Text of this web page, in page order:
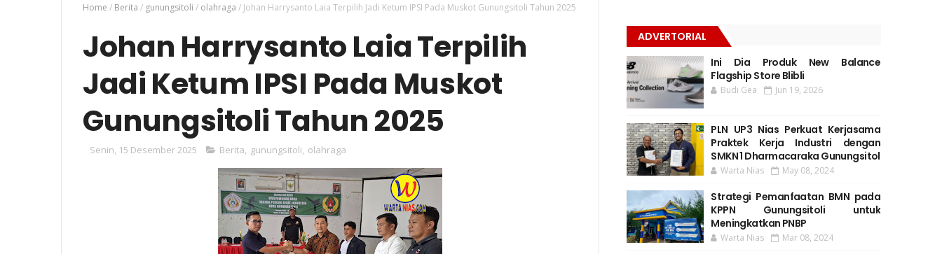
Home / Berita / gunungsitoli / olahraga / Johan Harrysanto Laia Terpilih Jadi Ketum IPSI Pada Muskot Gunungsitoli Tahun 2025
Johan Harrysanto Laia Terpilih
Jadi Ketum IPSI Pada Muskot
Gunungsitoli Tahun 2025
Senin, 15 Desember 2025 Berita gunungsitoli olahraga
ADVERTORIAL
Ini Dia Produk New Balance
Flagship Store Blibli
Budi Gea Jun 19, 2026
PLN UP3 Nias Perkuat Kerjasama
Praktek Kerja Industri dengan
SMKN 1 Dharmacaraka Gunungsitol
Warta Nias May 08, 2024
Strategi Pemanfaatan BMN pada
KPPN Gunungsitoli untuk
Meningkatkan PNBP
Warta Nias Mar 08, 2024